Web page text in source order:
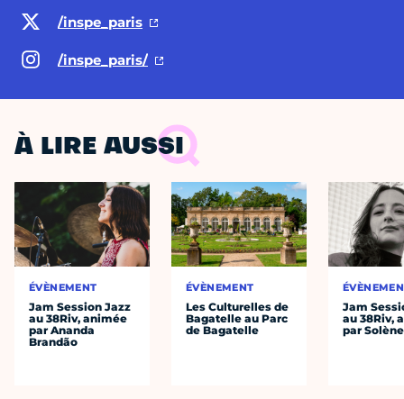
/inspe_paris
/inspe_paris/
À LIRE AUSSI
ÉVÈNEMENT
Jam Session Jazz
au 38Riv, animée
par Ananda
Brandão
ÉVÈNEMENT
Les Culturelles de
Bagatelle au Parc
de Bagatelle
Jam
au 38Riv,
par